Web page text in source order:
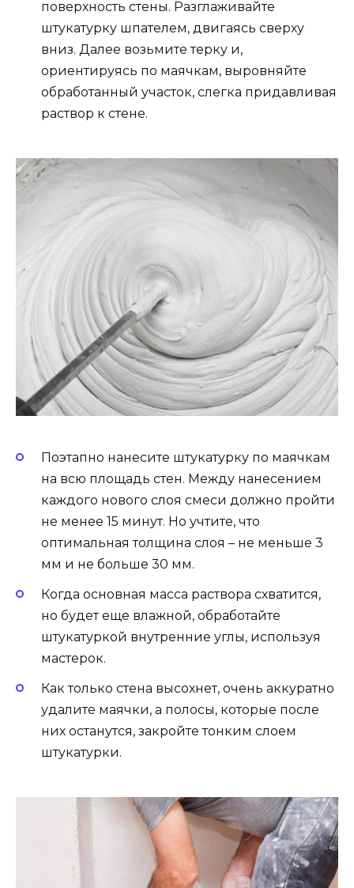
поверхность стены. Разглаживайте
штукатурку шпателем, двигаясь сверху
вниз. Далее возьмите терку и,
ориентируясь по маячкам, выровняйте
обработанный участок, слегка придавливая
раствор к стене.
Поэтапно нанесите штукатурку по маячкам
на всю площадь стен. Между нанесением
каждого нового слоя смеси должно пройти
не менее 15 минут. Но учтите, что
оптимальная толщина слоя – не меньше 3
мм и не больше 30 мм.
Когда основная масса раствора схватится,
но будет еще влажной, обработайте
штукатуркой внутренние углы, используя
мастерок.
Как только стена высохнет, очень аккуратно
удалите маячки, а полосы, которые после
них останутся, закройте тонким слоем
штукатурки.